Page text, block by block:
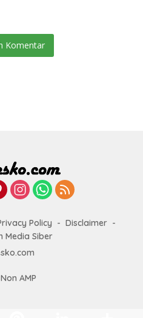
Komentar
Policy
Disclaimer
Media Siber
AMP